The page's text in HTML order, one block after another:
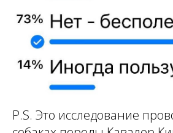
P.S. Это исследование